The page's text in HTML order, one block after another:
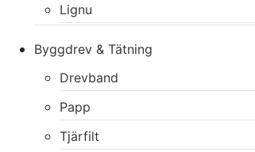
Lignu
Byggdrev & Tätning
Drevband
Papp
Tjärfilt